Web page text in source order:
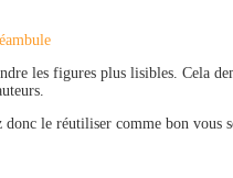
les figures plus lisibles. Cela
donc le réutiliser comme bon vous